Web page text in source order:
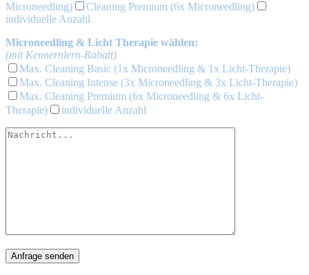
Microneedling)
Cleaning Premium (6x Microneedling)
individuelle Anzahl
Microneedling & Licht Therapie wählen:
(mit Kennernlern-Rabatt)
Max. Cleaning Basic (1x Microneedling & 1x Licht-Therapie)
Max. Cleaning Intense (3x Microneedling & 3x Licht-Therapie)
Max. Cleaning Premium (6x Microneedling & 6x Licht-
Therapie)
individuelle Anzahl